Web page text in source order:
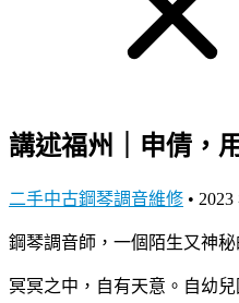
講述福州｜申倩，
二手中古鋼琴調音維修 • 2023
鋼琴調音師，一個陌生又神
冥冥之中，自有天意。自幼